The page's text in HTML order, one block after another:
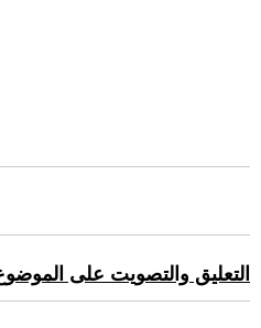
التعليق والتصويت على